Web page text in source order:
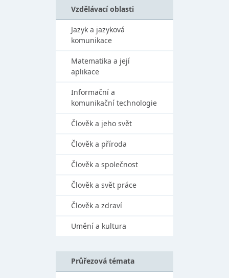
Vzdělávací oblasti
Jazyk a jazyková
komunikace
Matematika a její
aplikace
Informační a
komunikační technologie
Člověk a jeho svět
Člověk a příroda
Člověk a společnost
Člověk a svět práce
Člověk a zdraví
Umění a kultura
Průřezová témata